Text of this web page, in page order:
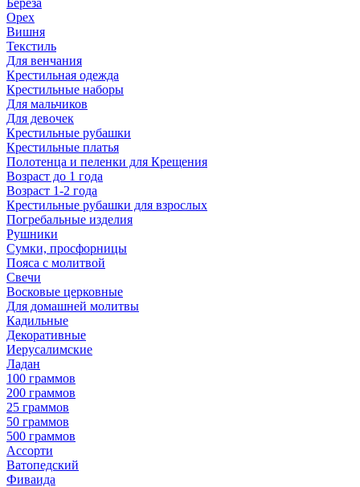
Береза
Орех
Вишня
Текстиль
Для венчания
Крестильная одежда
Крестильные наборы
Для мальчиков
Для девочек
Крестильные рубашки
Крестильные платья
Полотенца и пеленки для Крещения
Возраст до 1 года
Возраст 1-2 года
Крестильные рубашки для взрослых
Погребальные изделия
Рушники
Сумки, просфорницы
Пояса с молитвой
Свечи
Восковые церковные
Для домашней молитвы
Кадильные
Декоративные
Иерусалимские
Ладан
100 граммов
200 граммов
25 граммов
50 граммов
500 граммов
Ассорти
Ватопедский
Фиваида